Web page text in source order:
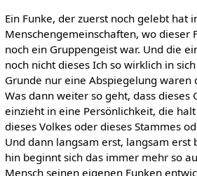
Ein Funke, der zuerst noch gelebt hat
Menschengemeinschaften, wo dieser
noch ein Gruppengeist war. Und die
noch nicht dieses Ich so wirklich in
Grunde nur eine Abspiegelung waren
Was dann weiter so geht, dass dieses
einzieht in eine Persönlichkeit, die
dieses Volkes oder dieses Stammes
Und dann langsam erst, langsam erst
hin beginnt sich das immer mehr so
Mensch seinen eigenen Funken